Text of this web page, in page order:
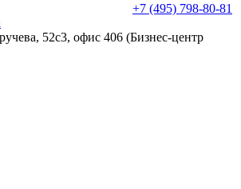
+7 (495) 798-80-81
52с3, офис 406 (Бизнес-центр